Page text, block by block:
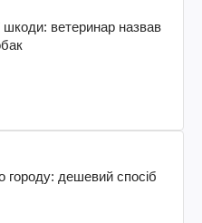
ветеринар назвав
городу: дешевий спосіб